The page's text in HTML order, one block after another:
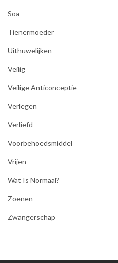
Soa
Tienermoeder
Uithuwelijken
Veilig
Veilige Anticonceptie
Verlegen
Verliefd
Voorbehoedsmiddel
Vrijen
Wat Is Normaal?
Zoenen
Zwangerschap